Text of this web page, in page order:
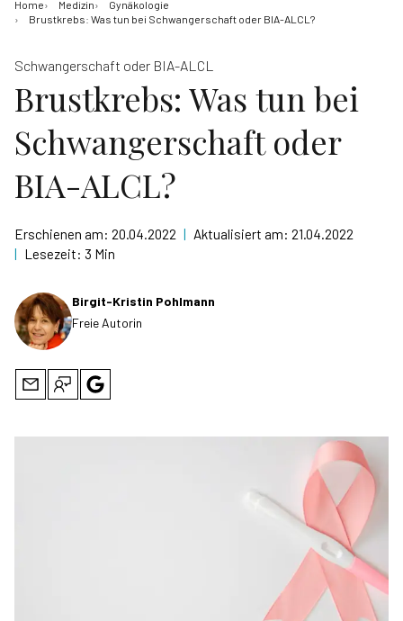
Home Medizin
Gynäkologie
Brustkrebs: Was tun bei Schwangerschaft oder BIA-ALCL?
Schwangerschaft oder BIA-ALCL
Brustkrebs: Was tun bei
Schwangerschaft oder
BIA-ALCL?
Erschienen am: 20.04.2022 | Aktualisiert am: 21.04.2022
| Lesezeit: 3 Min
Birgit-Kristin Pohlmann
Freie Autorin